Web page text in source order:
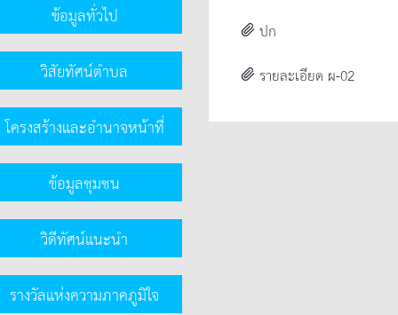
ข้อมูลทั่วไป
วิสัยทัศน์ตำบล
โครงสร้างและอำนาจหน้าที่
ข้อมูลชุมชน
วิดีทัศน์แนะนำ
รางวัลแห่งความภาคภูมิใจ
clip ปก
clip รายละเอียด ผ-02